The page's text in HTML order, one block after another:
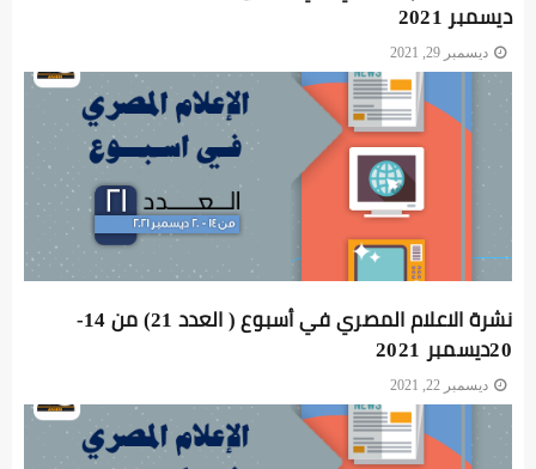
ديسمبر 2021
ديسمبر 29, 2021
نشرة الاعلام المصري في أسبوع ( العدد 21) من 14-
20ديسمبر 2021
ديسمبر 22, 2021